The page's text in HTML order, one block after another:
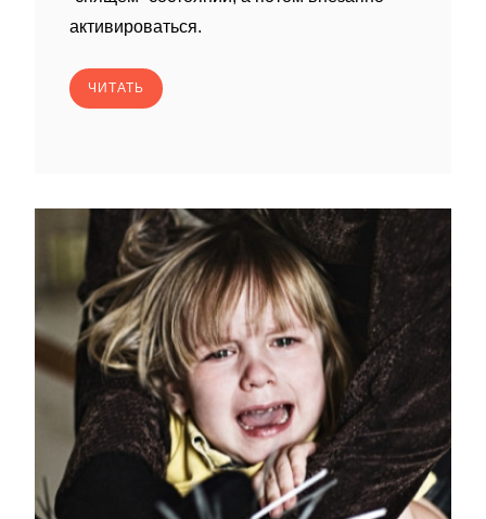
активироваться.
ЧИТАТЬ